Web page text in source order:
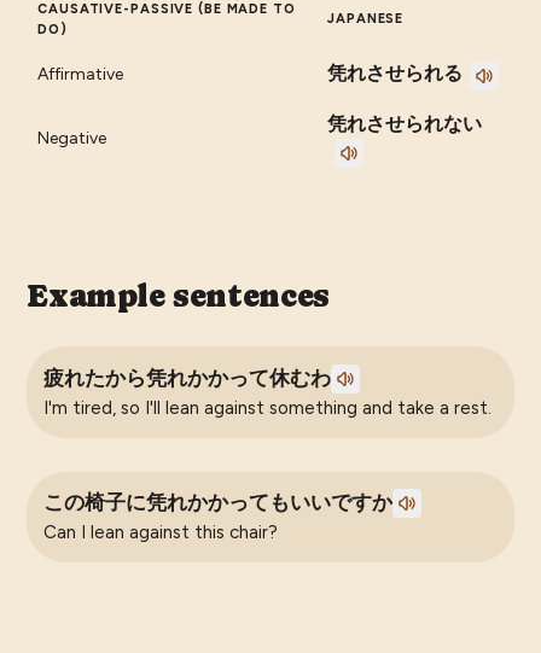
CAUSATIVE-PASSIVE (BE MADE TO
DO)
JAPANESE
Affirmative 凭れさせられる
Negative
凭れさせられない
Example sentences
疲れたから凭れかかって休むわ
I'm tired, so I'll lean against something and take a rest.
この椅子に凭れかかってもいいですか
Can I lean against this chair?